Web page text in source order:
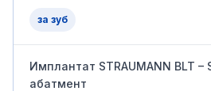
за зуб
Имплантат STRAUMANN BLT
абатмент